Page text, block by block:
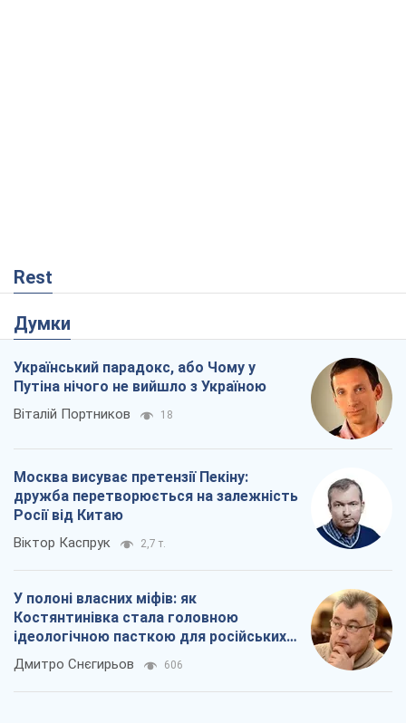
Rest
Думки
Український парадокс, або Чому у
Путіна нічого не вийшло з Україною
Віталій Портников 18
Москва висуває претензії Пекіну:
дружба перетворюється на залежність
Росії від Китаю
Віктор Каспрук 2,7 т.
У полоні власних міфів: як
Костянтинівка стала головною
ідеологічною пасткою для російських
окупантів
Дмитро Снєгирьов 606